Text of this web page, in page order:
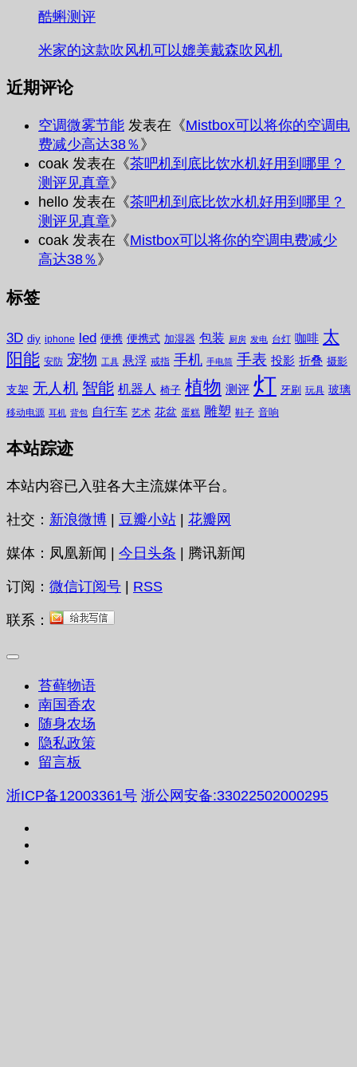
酷蝌测评
米家的这款吹风机可以媲美戴森吹风机
近期评论
空调微雾节能 发表在《Mistbox可以将你的空调电
费减少高达38％ 》
coak 发表在《茶吧机到底比饮水机好用到哪里？
测评见真章》
hello 发表在《茶吧机到底比饮水机好用到哪里？
测评见真章》
coak 发表在《Mistbox可以将你的空调电费减少
高达38％ 》
标签
3D diy iphone led 便携 便携式 加湿器 包装 厨房 发电 台灯 咖啡 太
阳能 安防 宠物 工具 悬浮 戒指 手机 手电筒 手表 投影 折叠 摄影
支架 无人机 智能 机器人 椅子 植物 测评 灯 牙刷 玩具 玻璃
移动电源 耳机 背包 自行车 艺术 花盆 蛋糕 雕塑 鞋子 音响
本站踪迹
本站内容已入驻各大主流媒体平台。
社交： 新浪微博 豆瓣小站 花瓣网
媒体：凤凰新闻 | 今日头条 | 腾讯新闻
订阅： 微信订阅号 RSS
联系：
苔藓物语
南国香农
随身农场
隐私政策
留言板
浙ICP备12003361号 浙公网安备:33022502000295